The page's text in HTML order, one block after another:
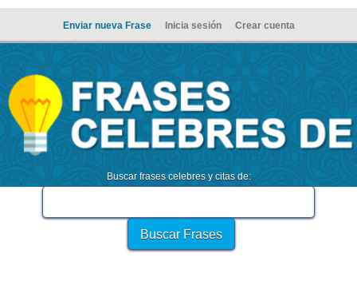
Enviar nueva Frase Inicia sesión Crear cuenta
Buscar frases celebres y citas de: